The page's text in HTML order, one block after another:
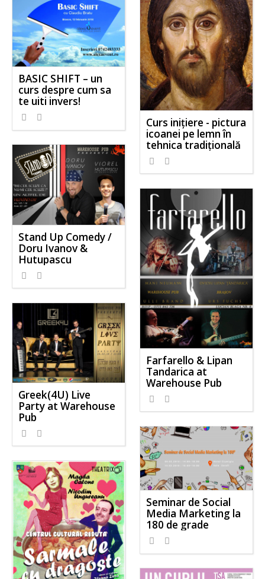
Curs inițiere - pictura
icoanei pe lemn în
tehnica tradițională
BASIC SHIFT – un
curs despre cum sa
te uiti invers!
Stand Up Comedy /
Doru Ivanov &
Hutupascu
Farfarello & Lipan
Tandarica at
Warehouse Pub
Greek(4U) Live
Party at Warehouse
Pub
Seminar de Social
Media Marketing la
180 de grade